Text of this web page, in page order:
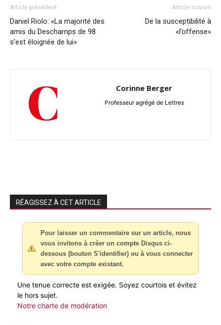
Article précédent
Daniel Riolo: «La majorité des
amis du Deschamps de 98
s’est éloignée de lui»
Article suivant
De la susceptibilité à
«l’offense»
Corinne Berger
Professeur agrégé de Lettres
RÉAGISSEZ À CET ARTICLE
Pour laisser un commentaire sur un article, nous
vous invitons à créer un compte Disqus ci-
dessous (bouton S'identifier) ou à vous connecter
avec votre compte existant.
Une tenue correcte est exigée. Soyez courtois et évitez
le hors sujet.
Notre charte de modération